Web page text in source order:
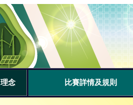
理念 比賽詳情及規則